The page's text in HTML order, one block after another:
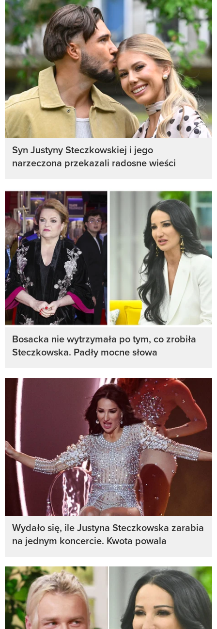
Syn Justyny Steczkowskiej i jego
narzeczona przekazali radosne wieści
Bosacka nie wytrzymała po tym, co zrobiła
Steczkowska. Padły mocne słowa
Wydało się, ile Justyna Steczkowska zarabia
na jednym koncercie. Kwota powala